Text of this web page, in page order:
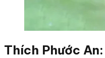
Thích Phước